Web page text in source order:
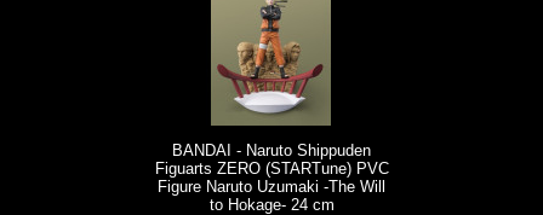
BANDAI - Naruto Shippuden
Figuarts ZERO (STARTune) PVC
Figure Naruto Uzumaki -The Will
to Hokage- 24 cm